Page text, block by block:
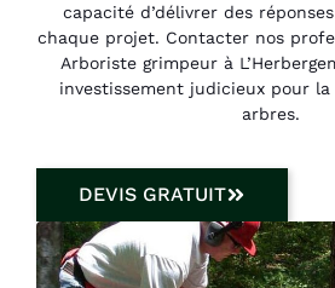
capacité d’délivrer des
chaque projet. Contacter nos
Arboriste grimpeur à
investissement judicieux pour
arbres.
DEVIS GRATUIT